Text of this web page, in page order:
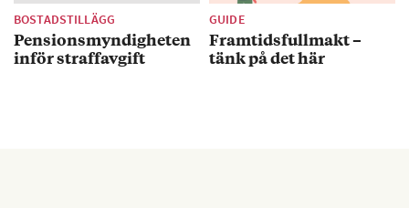
BOSTADSTILLÄGG
Pensionsmyndigheten
inför straffavgift
GUIDE
Framtidsfullmakt –
tänk på det här